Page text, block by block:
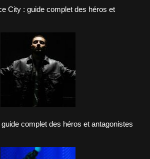
City : guide complet des héros et
complet des héros et antagonistes